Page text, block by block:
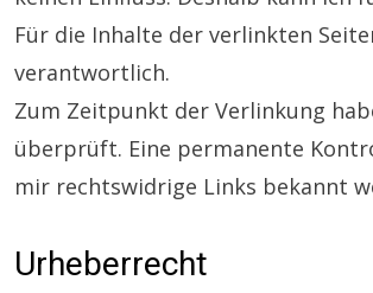
Für die Inhalte der verlinkten
verantwortlich.
Zum Zeitpunkt der Verlinkung
überprüft. Eine permanente
mir rechtswidrige Links bekannt
Urheberrecht